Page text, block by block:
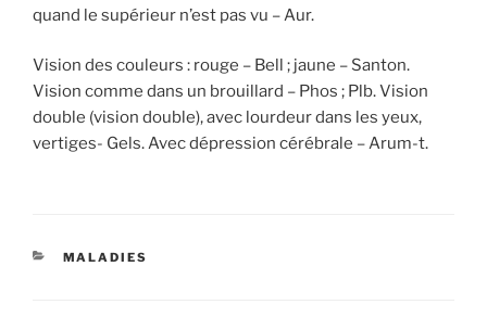
quand le supérieur n’est pas vu – Aur.
Vision des couleurs : rouge – Bell ; jaune – Santon.
Vision comme dans un brouillard – Phos ; Plb. Vision
double (vision double), avec lourdeur dans les yeux,
vertiges- Gels. Avec dépression cérébrale – Arum-t.
CATÉGORIES
MALADIES